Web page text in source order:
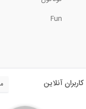
Fun
کاربران آنلاین